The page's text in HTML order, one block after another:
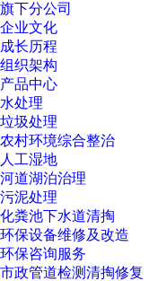
旗下分公司
企业文化
成长历程
组织架构
产品中心
水处理
垃圾处理
农村环境综合整治
人工湿地
河道湖泊治理
污泥处理
化粪池下水道清掏
环保设备维修及改造
环保咨询服务
市政管道检测清掏修复